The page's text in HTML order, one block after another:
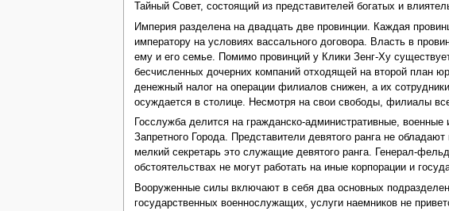
Тайный Совет, состоящий из представителей богатых и
Империя разделена на двадцать две провинции. Каждая
императору на условиях вассального договора. Власть в
ему и его семье. Помимо провинций у Клики Зенг-Ху
бесчисленных дочерних компаний отходящей на второй план
денежный налог на операции филиалов снижен, а их
осуждается в столице. Несмотря на свои свободы, филиалы
Госслужба делится на гражданско-административные,
Запретного Города. Представители девятого ранга не
мелкий секретарь это служащие девятого ранга. Генерал-
обстоятельствах не могут работать на иные корпорации и
Вооруженные силы включают в себя два основных
государственных военнослужащих, услуги наемников не